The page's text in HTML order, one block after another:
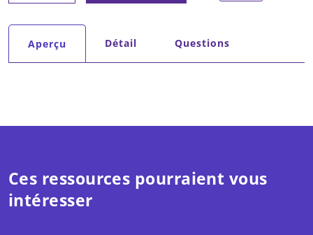
Onglets secondaires
Aperçu
(onglet actif) Détail Questions
Ces ressources pourraient vous
intéresser